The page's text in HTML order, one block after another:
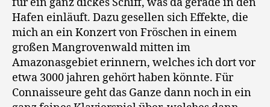
Hafen einläuft. Dazu gesellen sich Effekte, die
mich an ein Konzert von Fröschen in einem
großen Mangrovenwald mitten im
Amazonasgebiet erinnern, welches ich dort vor
etwa 3000 jahren gehört haben könnte. Für
Connaisseure geht das Ganze dann noch in ein